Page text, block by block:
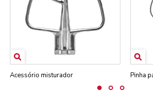
Acessório misturador Pinha